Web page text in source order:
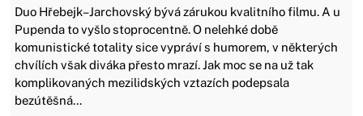
Duo Hřebejk–Jarchovský bývá zárukou kvalitního filmu. A u
Pupenda to vyšlo stoprocentně. O nelehké době
komunistické totality sice vypráví s humorem, v některých
chvílích však diváka přesto mrazí. Jak moc se na už tak
komplikovaných mezilidských vztazích podepsala
bezútěšná...